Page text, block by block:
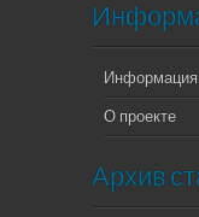
Информация
О проекте
Архив